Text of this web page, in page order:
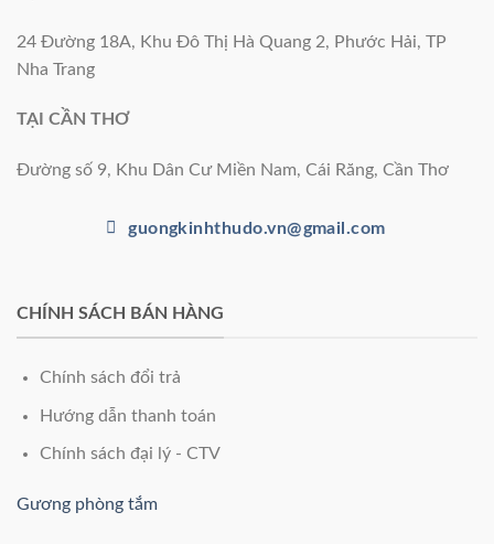
24 Đường 18A, Khu Đô Thị Hà Quang 2, Phước Hải, TP
Nha Trang
TẠI CẦN THƠ
Đường số 9, Khu Dân Cư Miền Nam, Cái Răng, Cần Thơ
guongkinhthudo.vn@gmail.com
CHÍNH SÁCH BÁN HÀNG
Chính sách đổi trả
Hướng dẫn thanh toán
Chính sách đại lý - CTV
Gương phòng tắm